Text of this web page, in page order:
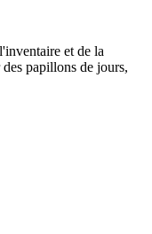
et de la
papillons de jours,